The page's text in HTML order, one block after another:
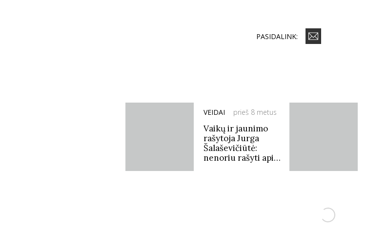
PASIDALINK:
VEIDAI prieš 8 metus
Vaikų ir jaunimo
rašytoja Jurga
Šalaševičiūtė:
nenoriu rašyti apie